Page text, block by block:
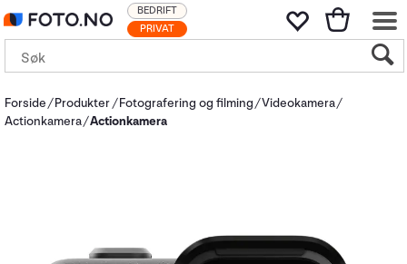
PRIVAT
BEDRIFT
Forside Produkter Fotografering og filming Videokamera
Actionkamera Actionkamera